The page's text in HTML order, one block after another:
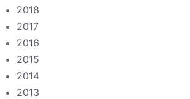
2018
2017
2016
2015
2014
2013